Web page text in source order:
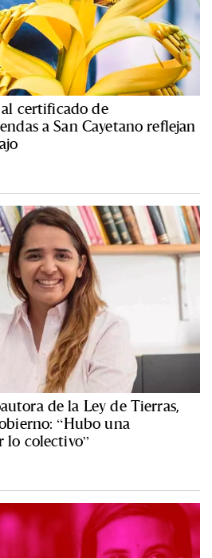
certificado de
a San Cayetano reflejan
de la Ley de Tierras,
“Hubo una
lo colectivo”